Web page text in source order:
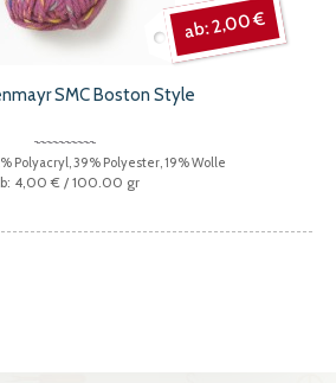
2,00 €
SMC Boston Style
Polyacryl, 39% Polyester, 19% Wolle
4,00 € / 100.00 gr